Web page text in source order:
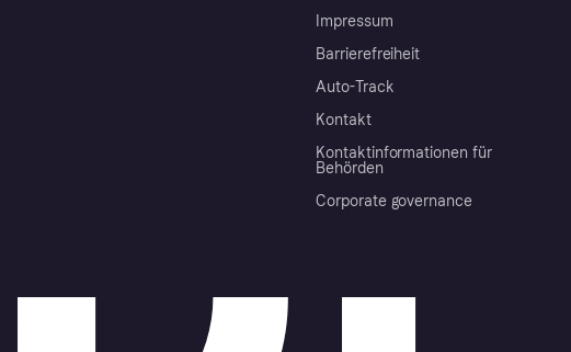
Impressum
Barrierefreiheit
Auto-Track
Kontakt
Kontaktinformationen für
Behörden
Corporate governance